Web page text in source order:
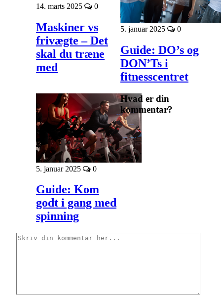
14. marts 2025 0
Maskiner vs
frivægte – Det
skal du træne
med
5. januar 2025 0
Guide: DO’s og
DON’Ts i
fitnesscentret
5. januar 2025 0
Guide: Kom
godt i gang med
spinning
Hvad er din
kommentar?